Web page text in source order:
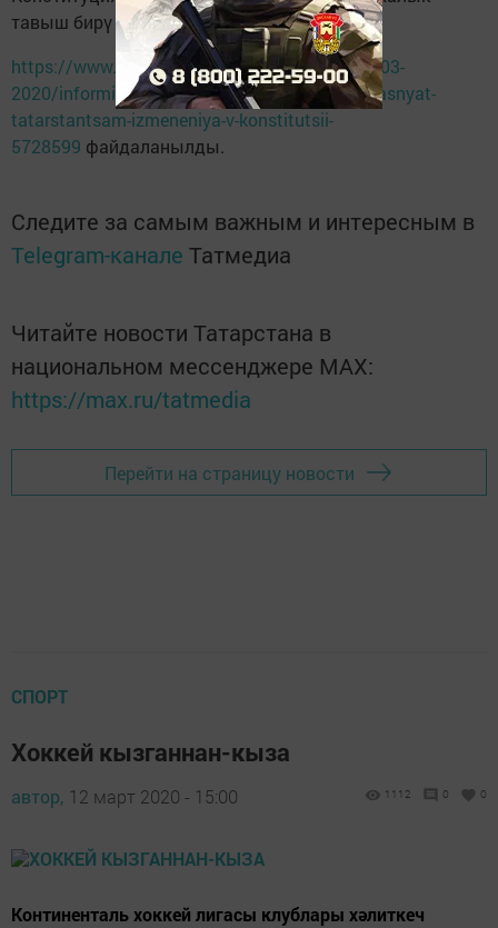
тавыш бирү узачак.
https://www.tatar-inform.ru/news/politics/12-03-
2020/informirovanie-i-pomosch-volontery-ob-yasnyat-
tatarstantsam-izmeneniya-v-konstitutsii-
5728599 файдаланылды.
Следите за самым важным и интересным в
Telegram-канале Татмедиа
Читайте новости Татарстана в
национальном мессенджере MАХ:
https://max.ru/tatmedia
Перейти на страницу новости
СПОРТ
Хоккей кызганнан-кыза
автор, 12 март 2020 - 15:00 1112 0 0
Континенталь хоккей лигасы клублары хәлиткеч